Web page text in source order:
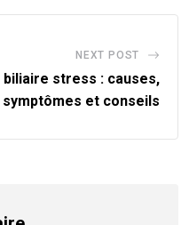
NEXT POST
stress : causes,
symptômes et conseils